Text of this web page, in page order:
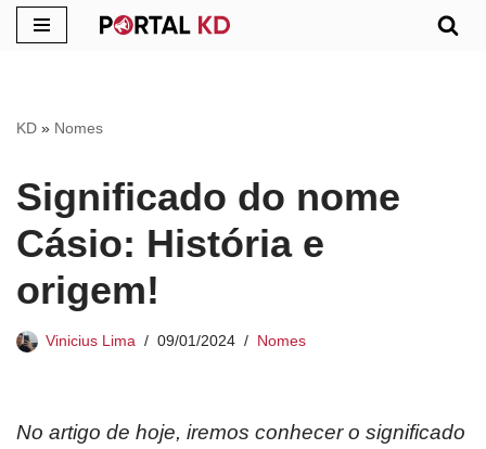
conteúdo
KD » Nomes
Significado do nome
Cásio: História e
origem!
Vinicius Lima 09/01/2024 Nomes
No artigo de hoje, iremos conhecer o significado